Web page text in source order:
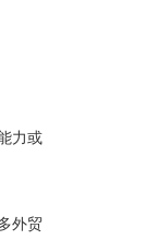
力或
外贸